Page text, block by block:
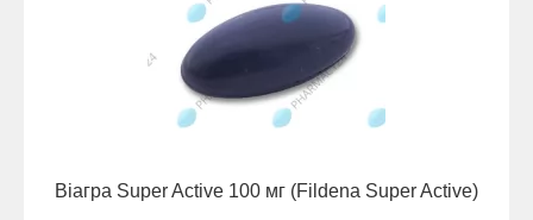
Віагра Super Active 100 мг (Fildena Super Active)